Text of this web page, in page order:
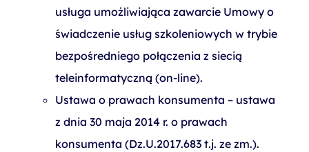
usługa umożliwiająca zawarcie Umowy o
świadczenie usług szkoleniowych w trybie
bezpośredniego połączenia z siecią
teleinformatyczną (on-line).
Ustawa o prawach konsumenta – ustawa
z dnia 30 maja 2014 r. o prawach
konsumenta (Dz.U.2017.683 t.j. ze zm.).